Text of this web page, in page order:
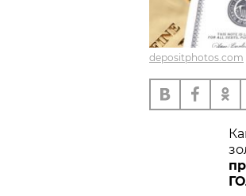
depositphotos.com